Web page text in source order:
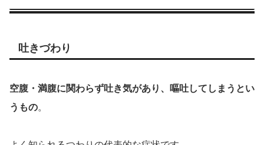
吐きづわり
空腹・ 満腹に関わらず吐き気があり、嘔吐してしまうとい
うもの。